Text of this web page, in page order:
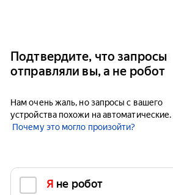
Подтвердите, что запросы
отправляли вы, а не робот
Нам очень жаль, но запросы с вашего
устройства похожи на автоматические.
Почему это могло произойти?
Я не робот